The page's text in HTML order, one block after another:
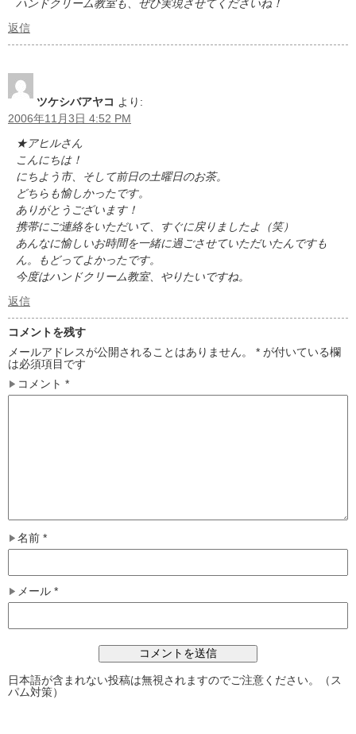
ハンドクリーム教室も、ぜひ実現させてくださいね！
返信
ツケシバアヤコ より:
2006年11月3日 4:52 PM
★アヒルさん
こんにちは！
にちよう市、そして前日の土曜日のお茶。
どちらも愉しかったです。
ありがとうございます！
携帯にご連絡をいただいて、すぐに戻りましたよ（笑）
あんなに愉しいお時間を一緒に過ごさせていただいたんですも
ん。もどってよかったです。
今度はハンドクリーム教室、やりたいですね。
返信
コメントを残す
メールアドレスが公開されることはありません。
* が付いている欄
は必須項目です
コメント *
名前 *
メール *
日本語が含まれない投稿は無視されますのでご注意ください。（ス
パム対策）